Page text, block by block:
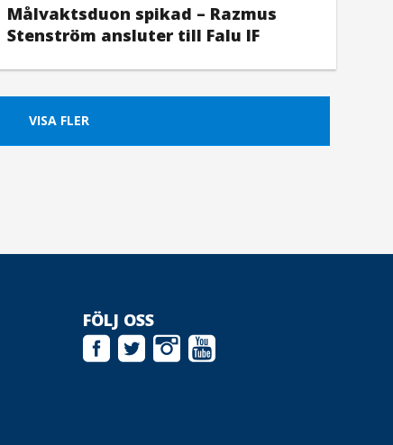
Målvaktsduon spikad – Razmus
Stenström ansluter till Falu IF
VISA FLER
FÖLJ OSS